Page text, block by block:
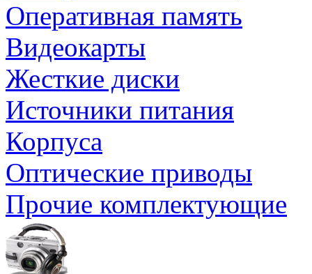
Оперативная память
Видеокарты
Жесткие диски
Источники питания
Корпуса
Оптические приводы
Прочие комплектующие